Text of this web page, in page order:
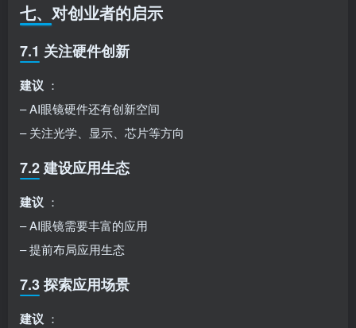
七、对创业者的启示
7.1 关注硬件创新
建议 ：
– AI眼镜硬件还有创新空间
– 关注光学、显示、芯片等方向
7.2 建设应用生态
建议 ：
– AI眼镜需要丰富的应用
– 提前布局应用生态
7.3 探索应用场景
建议 ：